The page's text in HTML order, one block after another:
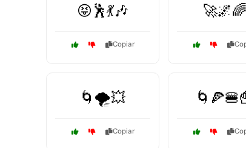
😝🕺💃🎶
Copiar
🚀🌌🌈
🌀🌪️💥
Copiar